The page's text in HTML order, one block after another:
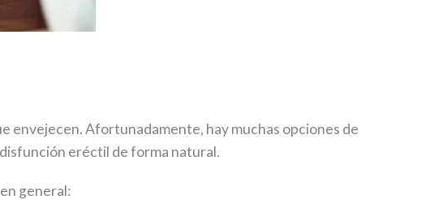
envejecen. Afortunadamente, hay muchas opciones de
eréctil de forma natural.
general: